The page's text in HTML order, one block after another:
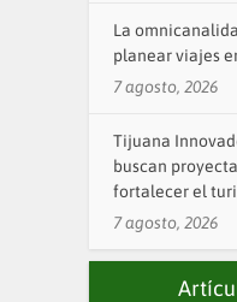
La
planear viajes
7 agosto, 2026
Tijuana
buscan
fortalecer el
7 agosto, 2026